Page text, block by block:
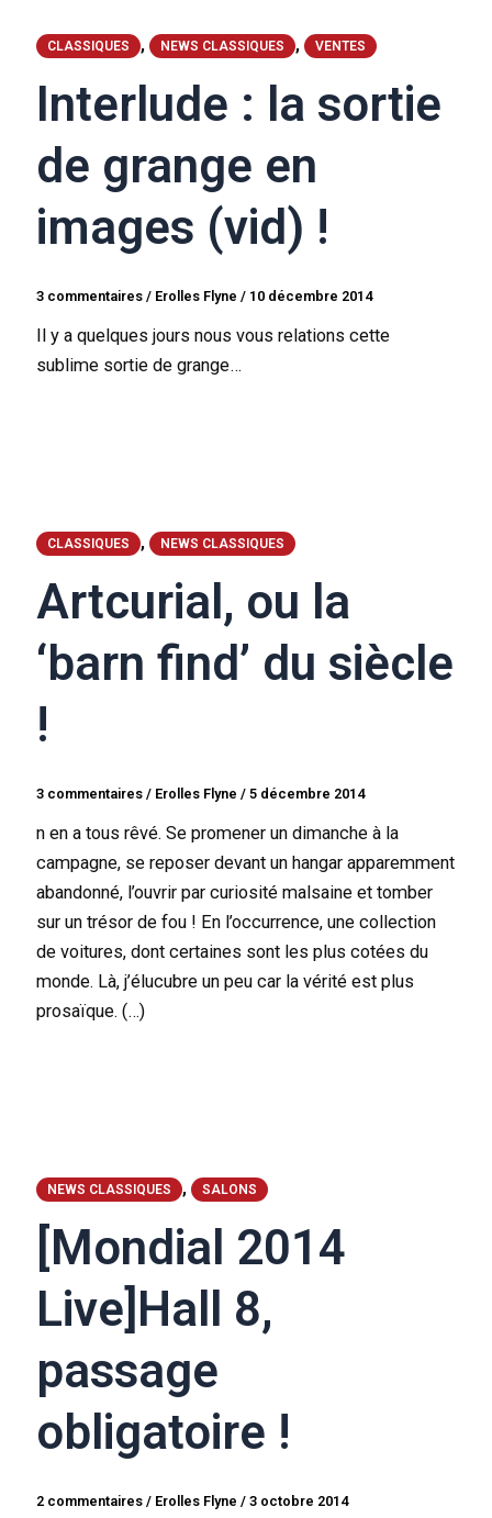
CLASSIQUES , NEWS CLASSIQUES , VENTES
Interlude : la sortie
de grange en
images (vid) !
3 commentaires / Erolles Flyne/ 10 décembre 2014
Il y a quelques jours nous vous relations cette
sublime sortie de grange…
CLASSIQUES , NEWS CLASSIQUES
Artcurial, ou la
‘barn find’ du siècle
!
3 commentaires / Erolles Flyne/5 décembre 2014
n en a tous rêvé. Se promener un dimanche à la
campagne, se reposer devant un hangar apparemment
abandonné, l’ouvrir par curiosité malsaine et tomber
sur un trésor de fou ! En l’occurrence, une collection
de voitures, dont certaines sont les plus cotées du
monde. Là, j’élucubre un peu car la vérité est plus
prosaïque. (…)
NEWS CLASSIQUES , SALONS
[Mondial 2014
Live]Hall 8,
passage
obligatoire !
2 commentaires / Erolles Flyne/3 octobre 2014